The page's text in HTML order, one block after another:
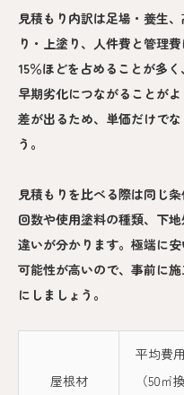
見積もり内訳は足場・養生
り・上塗り、人件費と管理
15％ほどを占めることが多
早期劣化につながることが
差が出るため、単価だけで
う。
見積もりを比べる際は同じ
回数や使用塗料の種類、下
違いが分かります。極端に
可能性が高いので、事前に
にしましょう。
屋根材
平均費用
（50㎡